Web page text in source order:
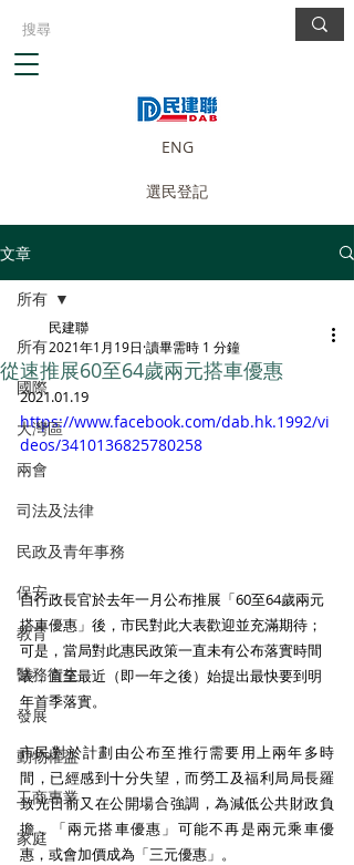
ENG
選民登記
文章
所有
國際
大灣區
兩會
司法及法律
民政及青年事務
保安
教育
醫務衛生
發展
動物權益
工商專業
家庭
所有
從速推展60至64歲兩元搭車優惠
民建聯
2021年1月19日 讀畢需時 1 分鐘
2021.01.19
https://www.facebook.com/dab.hk.1992/vi
deos/3410136825780258
自行政長官於去年一月公布推展「60至64歲兩元
搭車優惠」後，市民對此大表歡迎並充滿期待；
可是，當局對此惠民政策一直未有公布落實時間
表，直至最近（即一年之後）始提出最快要到明
年首季落實。
市民對於計劃由公布至推行需要用上兩年多時
間，已經感到十分失望，而勞工及福利局局長羅
致光日前又在公開場合強調，為減低公共財政負
擔，「兩元搭車優惠」可能不再是兩元乘車優
惠，或會加價成為「三元優惠」。